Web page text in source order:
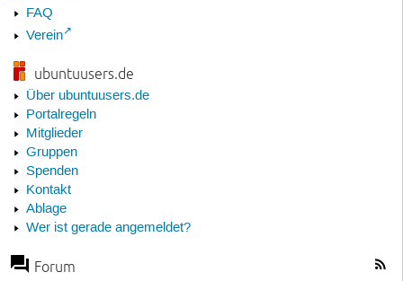
FAQ
Verein
ubuntuusers.de
Über ubuntuusers.de
Portalregeln
Mitglieder
Gruppen
Spenden
Kontakt
Ablage
Wer ist gerade angemeldet?
Forum